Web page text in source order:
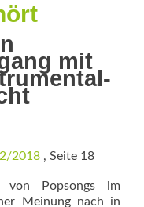
mit
2018 , Seite 18
von Popsongs im
Meinung nach in